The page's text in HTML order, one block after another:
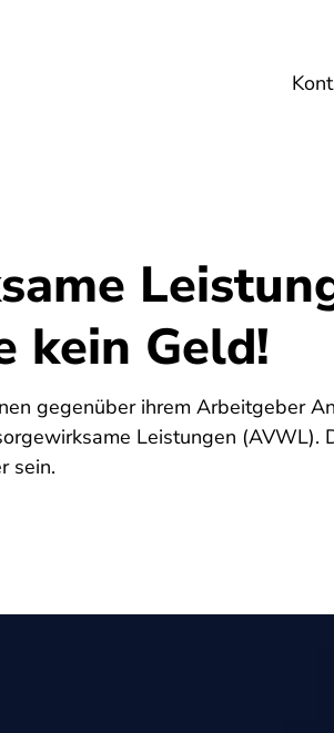
kein Geld!
gegenüber ihrem Arbeitgeber
Leistungen (AVWL).
sein.